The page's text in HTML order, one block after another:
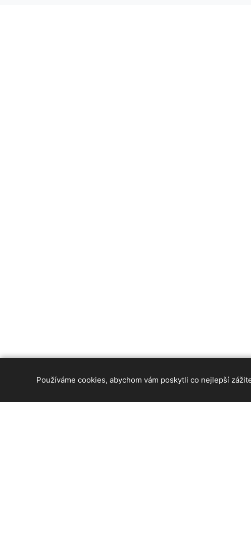
Používáme cookies, abychom vám poskytli co nejlepší